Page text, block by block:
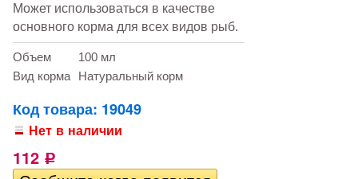
Может использоваться в качестве
основного корма для всех видов рыб.
Объем
100 мл
Вид корма
Натуральный корм
Код товара: 19049
Нет в наличии
112 Р